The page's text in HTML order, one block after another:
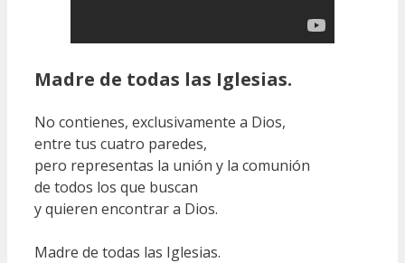
Madre de todas las Iglesias.
No contienes, exclusivamente a Dios,
entre tus cuatro paredes,
pero representas la unión y la comunión
de todos los que buscan
y quieren encontrar a Dios.
Madre de todas las Iglesias.